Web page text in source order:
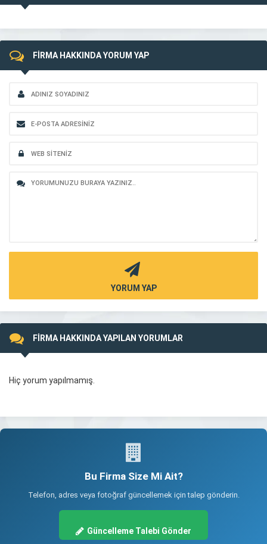
FİRMA HAKKINDA YORUM YAP
YORUM YAP
FİRMA HAKKINDA YAPILAN YORUMLAR
Hiç yorum yapılmamış.
Bu Firma Size Mi Ait?
Telefon, adres veya fotoğraf güncellemek için talep gönderin.
Güncelleme Talebi Gönder